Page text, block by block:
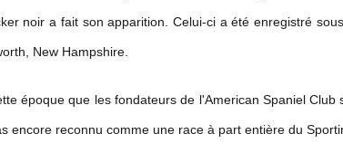
noir a fait son apparition. Celui-ci a été enregistré
New Hampshire.
époque que les fondateurs de l'American Spaniel
encore reconnu comme une race à part entière du